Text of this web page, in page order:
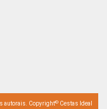
autorais. Copyright© Cestas Ideal